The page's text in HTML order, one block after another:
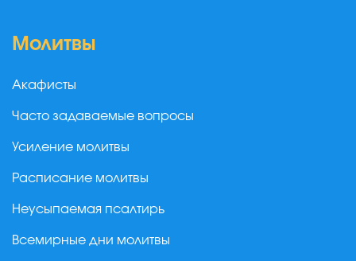
Молитвы
Акафисты
Часто задаваемые вопросы
Усиление молитвы
Расписание молитвы
Неусыпаемая псалтирь
Всемирные дни молитвы